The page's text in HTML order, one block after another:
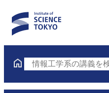
情報工学系の講義を